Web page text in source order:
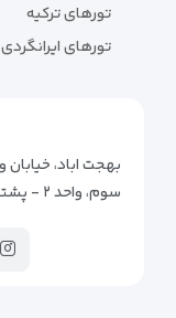
تورهای ترکیه
تورهای ایرانگردی
سوم، واحد ۲ - پشتیبانی ۲۴ ساعته ۰۹۳۳۲۸۰۰۵۰۲